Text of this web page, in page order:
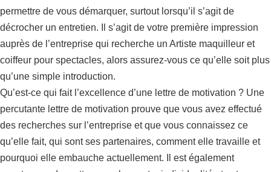
permettre de vous démarquer, surtout lorsqu’il s’agit de
décrocher un entretien. Il s’agit de votre première impression
auprès de l’entreprise qui recherche un Artiste maquilleur et
coiffeur pour spectacles, alors assurez-vous ce qu’elle soit plus
qu’une simple introduction.
Qu’est-ce qui fait l’excellence d’une lettre de motivation ? Une
percutante lettre de motivation prouve que vous avez effectué
des recherches sur l’entreprise et que vous connaissez ce
qu’elle fait, qui sont ses partenaires, comment elle travaille et
pourquoi elle embauche actuellement. Il est également